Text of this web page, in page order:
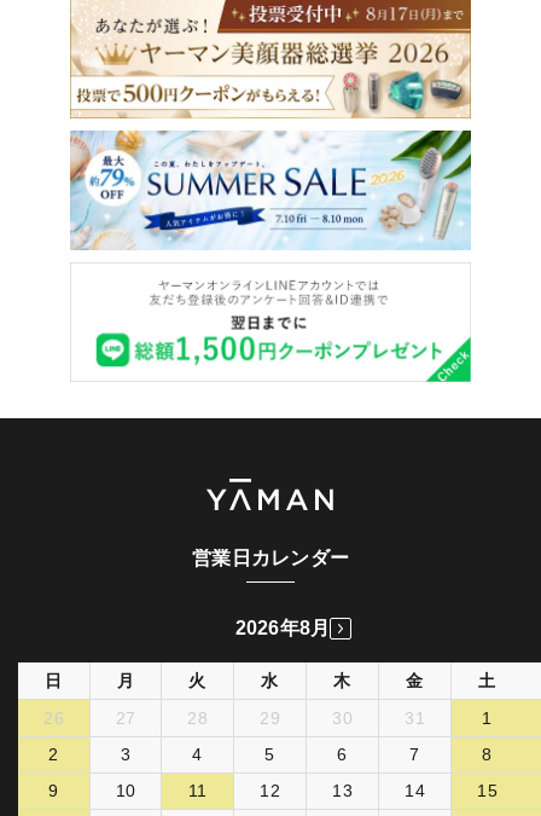
営業日カレンダー
2026年8月
日 月 火 水 木 金
土
26
27 28 29 30 31
1
2
3 4 5 6 7
8
9
10 11 12 13 14
15